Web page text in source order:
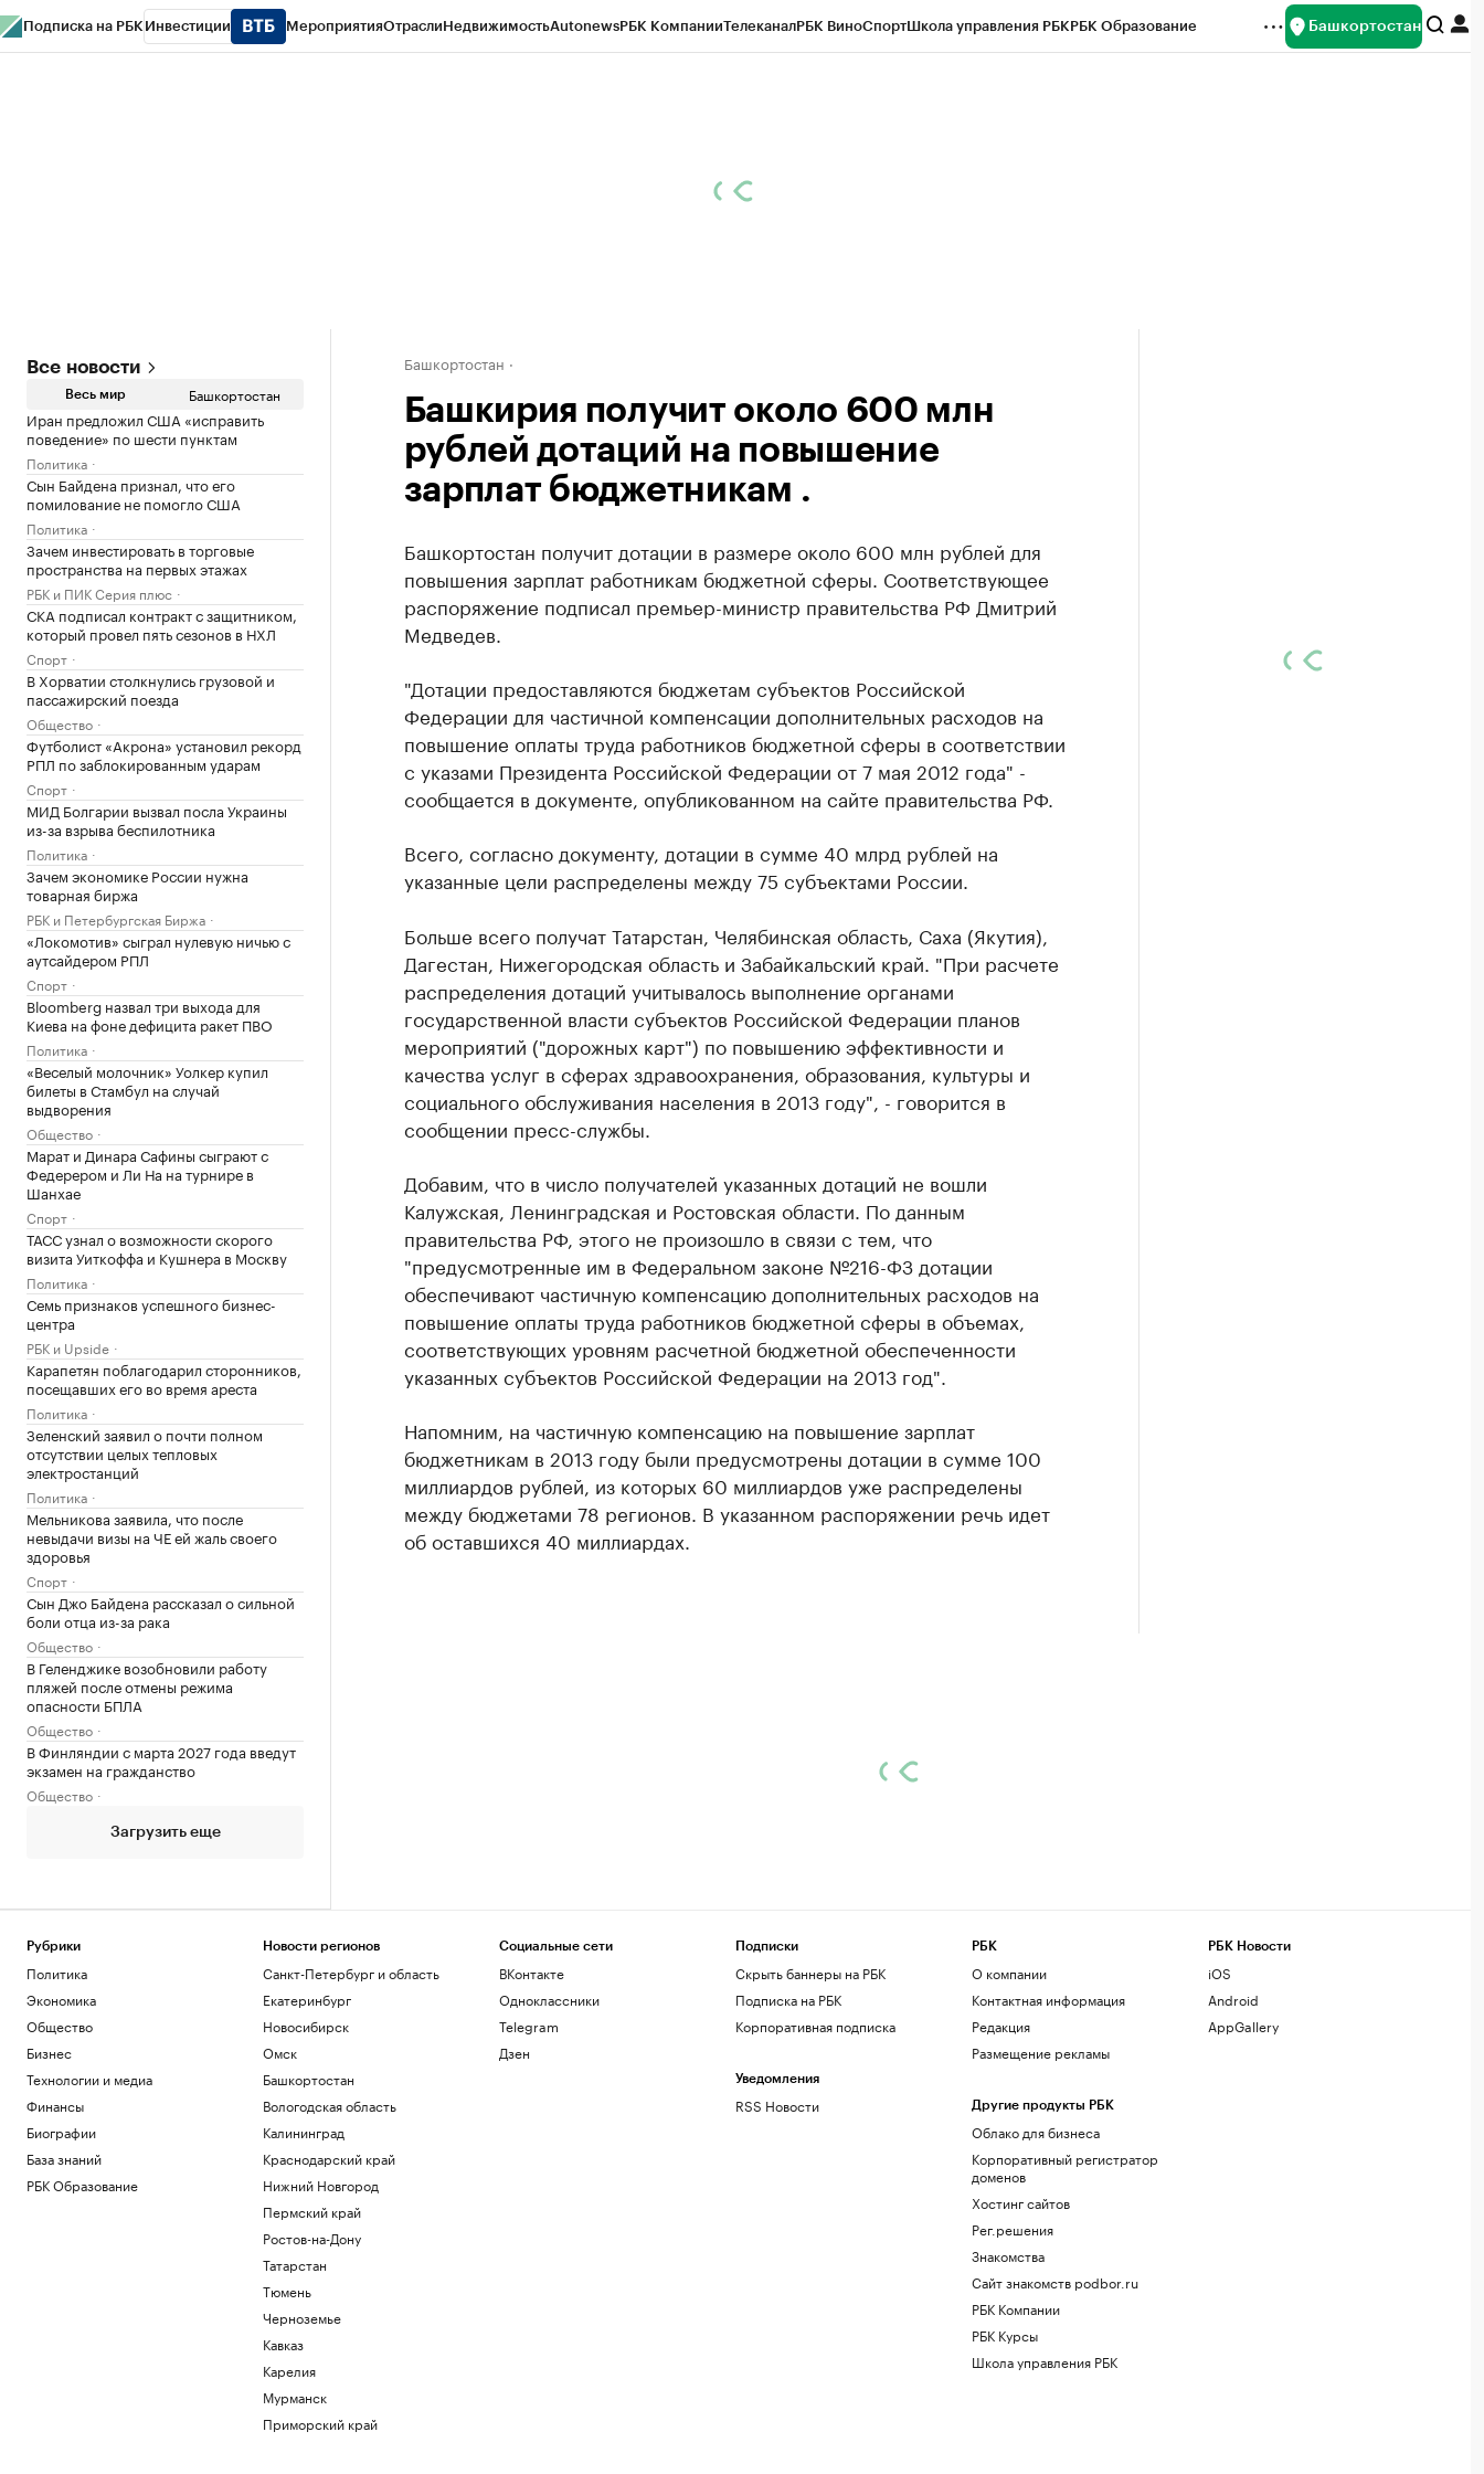
Подписка на РБК Инвестиции МероприятияОтраслиНедвижимостьAutonewsРБК КомпанииТелеканалРБК ВиноСпортШкола управления РБКРБК Образование Башкортостан
Все новости
Весь мир Башкортостан
Иран предложил США «исправить
поведение» по шести пунктам
Политика
Сын Байдена признал, что его
помилование не помогло США
Политика
Зачем инвестировать в торговые
пространства на первых этажах
РБК и ПИК Серия плюс
СКА подписал контракт с защитником,
который провел пять сезонов в НХЛ
Спорт
В Хорватии столкнулись грузовой и
пассажирский поезда
Общество
Футболист «Акрона» установил рекорд
РПЛ по заблокированным ударам
Спорт
МИД Болгарии вызвал посла Украины
из-за взрыва беспилотника
Политика
Зачем экономике России нужна
товарная биржа
РБК и Петербургская Биржа
«Локомотив» сыграл нулевую ничью с
аутсайдером РПЛ
Спорт
Bloomberg назвал три выхода для
Киева на фоне дефицита ракет ПВО
Политика
«Веселый молочник» Уолкер купил
билеты в Стамбул на случай
выдворения
Общество
Марат и Динара Сафины сыграют с
Федерером и Ли На на турнире в
Шанхае
Спорт
ТАСС узнал о возможности скорого
визита Уиткоффа и Кушнера в Москву
Политика
Семь признаков успешного бизнес-
центра
РБК и Upside
Карапетян поблагодарил сторонников,
посещавших его во время ареста
Политика
Зеленский заявил о почти полном
отсутствии целых тепловых
электростанций
Политика
Мельникова заявила, что после
невыдачи визы на ЧЕ ей жаль своего
здоровья
Спорт
Сын Джо Байдена рассказал о сильной
боли отца из-за рака
Общество
В Геленджике возобновили работу
пляжей после отмены режима
опасности БПЛА
Общество
В Финляндии с марта 2027 года введут
экзамен на гражданство
Общество
Загрузить еще
Башкортостан
Башкирия получит около 600 млн
рублей дотаций на повышение
зарплат бюджетникам .
Башкортостан получит дотации в размере около 600 млн рублей для
повышения зарплат работникам бюджетной сферы. Соответствующее
распоряжение подписал премьер-министр правительства РФ Дмитрий
Медведев.
"Дотации предоставляются бюджетам субъектов Российской
Федерации для частичной компенсации дополнительных расходов на
повышение оплаты труда работников бюджетной сферы в соответствии
с указами Президента Российской Федерации от 7 мая 2012 года" -
сообщается в документе, опубликованном на сайте правительства РФ.
Всего, согласно документу, дотации в сумме 40 млрд рублей на
указанные цели распределены между 75 субъектами России.
Больше всего получат Татарстан, Челябинская область, Саха (Якутия),
Дагестан, Нижегородская область и Забайкальский край. "При расчете
распределения дотаций учитывалось выполнение органами
государственной власти субъектов Российской Федерации планов
мероприятий ("дорожных карт") по повышению эффективности и
качества услуг в сферах здравоохранения, образования, культуры и
социального обслуживания населения в 2013 году", - говорится в
сообщении пресс-службы.
Добавим, что в число получателей указанных дотаций не вошли
Калужская, Ленинградская и Ростовская области. По данным
правительства РФ, этого не произошло в связи с тем, что
"предусмотренные им в Федеральном законе №216-ФЗ дотации
обеспечивают частичную компенсацию дополнительных расходов на
повышение оплаты труда работников бюджетной сферы в объемах,
соответствующих уровням расчетной бюджетной обеспеченности
указанных субъектов Российской Федерации на 2013 год".
Напомним, на частичную компенсацию на повышение зарплат
бюджетникам в 2013 году были предусмотрены дотации в сумме 100
миллиардов рублей, из которых 60 миллиардов уже распределены
между бюджетами 78 регионов. В указанном распоряжении речь идет
об оставшихся 40 миллиардах.
Рубрики
Политика
Экономика
Общество
Бизнес
Технологии и медиа
Финансы
Биографии
База знаний
РБК Образование
Новости регионов
Санкт-Петербург и область
Екатеринбург
Новосибирск
Омск
Башкортостан
Вологодская область
Калининград
Краснодарский край
Нижний Новгород
Пермский край
Ростов-на-Дону
Татарстан
Тюмень
Черноземье
Кавказ
Карелия
Мурманск
Приморский край
Социальные сети
ВКонтакте
Одноклассники
Telegram
Дзен
Подписки
Скрыть баннеры на РБК
Подписка на РБК
Корпоративная подписка
Уведомления
RSS Новости
РБК
О компании
Контактная информация
Редакция
Размещение рекламы
Другие продукты РБК
Облако для бизнеса
Корпоративный регистратор
доменов
Хостинг сайтов
Рег.решения
Знакомства
Сайт знакомств podbor.ru
РБК Компании
РБК Курсы
Школа управления РБК
РБК Новости
iOS
Android
AppGallery